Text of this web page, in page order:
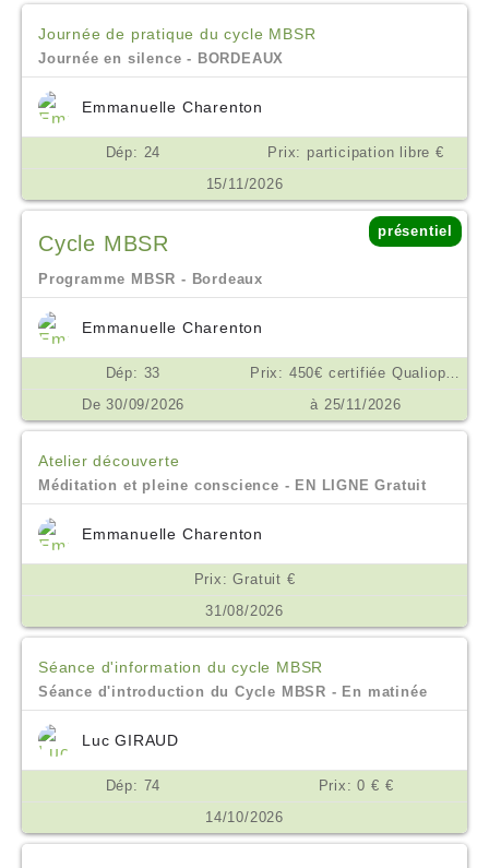
Journée de pratique du cycle MBSR
Journée en silence - BORDEAUX
Emmanuelle Charenton
Dép: 24
Prix: participation libre €
15/11/2026
Cycle MBSR
présentiel
Programme MBSR - Bordeaux
Emmanuelle Charenton
Dép: 33
Prix: 450€ certifiée Qualiopi €
De 30/09/2026
à 25/11/2026
Atelier découverte
Méditation et pleine conscience - EN LIGNE Gratuit
Emmanuelle Charenton
Prix: Gratuit €
31/08/2026
Séance d'information du cycle MBSR
Séance d'introduction du Cycle MBSR - En matinée
Luc GIRAUD
Dép: 74
Prix: 0 € €
14/10/2026